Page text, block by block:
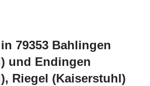
79353 Bahlingen
und Endingen
Riegel (Kaiserstuhl)